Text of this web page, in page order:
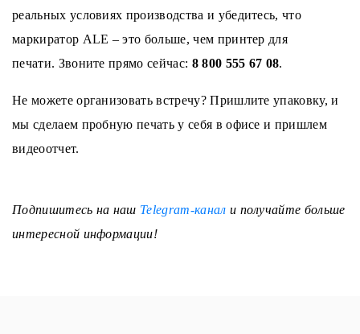
реальных условиях производства и убедитесь, что
маркиратор ALE – это больше, чем принтер для
печати. Звоните прямо сейчас: 8 800 555 67 08.
Не можете организовать встречу? Пришлите упаковку, и
мы сделаем пробную печать у себя в офисе и пришлем
видеоотчет.
Подпишитесь на наш Telegram-канал и получайте больше
интересной информации!